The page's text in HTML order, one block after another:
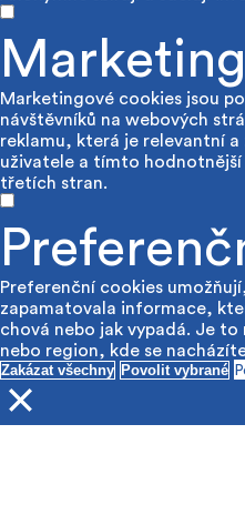
Marketingové cookies jsou
návštěvníků na webových
reklamu, která je relevantní
uživatele a tímto
třetích stran.
Preferenční cookies
zapamatovala informace,
chová nebo jak vypadá. Je
nebo region, kde se
Zakázat všechny Povolit vybrané